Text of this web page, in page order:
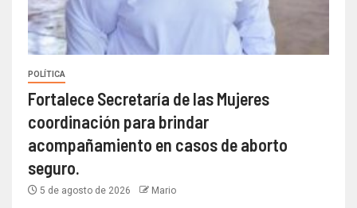
POLÍTICA
Fortalece Secretaría de las Mujeres
coordinación para brindar
acompañamiento en casos de aborto
seguro.
5 de agosto de 2026 Mario